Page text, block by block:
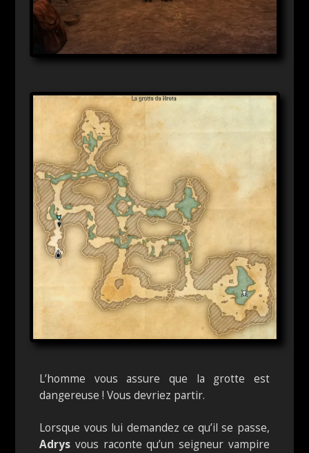
L’homme vous assure que la grotte est
dangereuse ! Vous devriez partir.
Lorsque vous lui demandez ce qu’il se passe,
Adrysvous raconte qu’un seigneur vampire